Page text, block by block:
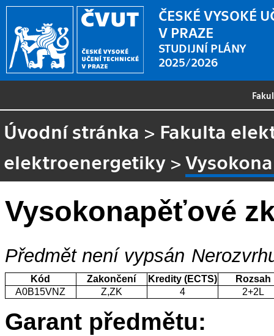
ČESKÉ VYSOKÉ
V PRAZE
STUDIJNÍ PLÁNY
2025/2026
Úvodní stránka > Fakulta
elektroenergetiky >
Vysokonapěťové
Předmět není vypsán
Kód Zakončení Kredity (ECTS)
Rozsah
A0B15VNZ
Z,ZK 4 2+2L
Garant předmětu: